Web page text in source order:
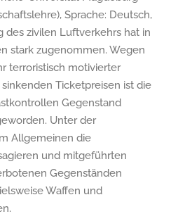
Sprache: Deutsch,
des zivilen Luftverkehrs hat in
stark zugenommen. Wegen
terroristisch motivierter
Ticketpreisen ist die
Gegenstand
Unter der
Allgemeinen die
und mitgeführten
Gegenständen
Waffen und